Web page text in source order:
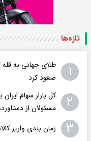
تازه‌ها
۱
صعود کرد
۲
کل بازار سهام
مسئولان از
۳ زمان بندی واریز